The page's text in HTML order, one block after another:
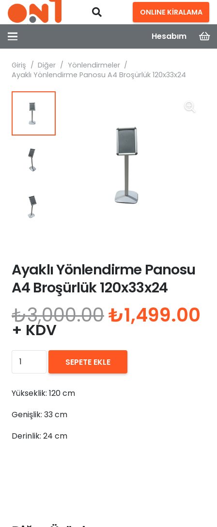
ONLINE KİRALAMA
Hesabım
Giriş / Diğer / Yönlendirmeler /
Ayaklı Yönlendirme Panosu A4 Broşürlük 120x33x24
Ayaklı Yönlendirme Panosu
A4 Broşürlük 120x33x24
₺3,000.00Orijinal
fiyat:
₺1,499.00
+ KDV
Ayaklı
Yönlendirme
A4
Broşürlük
adet
SEPETE EKLE
Yükseklik: 120 cm
Genişlik: 33 cm
Derinlik: 24 cm